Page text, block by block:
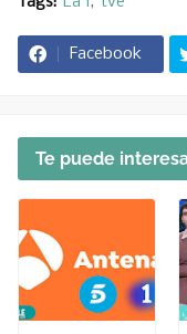
Facebook
Te puede